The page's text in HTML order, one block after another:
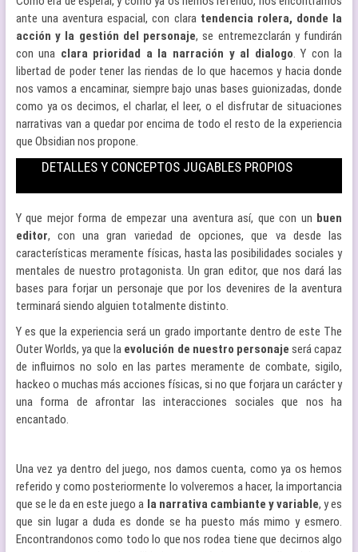
ante una aventura espacial, con clara tendencia rolera, donde la
acción y la gestión del personaje, se entremezclarán y fundirán
con una clara prioridad a la narración y al dialogo. Y con la
libertad de poder tener las riendas de lo que hacemos y hacia donde
nos vamos a encaminar, siempre bajo unas bases guionizadas, donde
como ya os decimos, el charlar, el leer, o el disfrutar de situaciones
narrativas van a quedar por encima de todo el resto de la experiencia
que Obsidian nos propone.
DETALLES Y CONCEPTOS JUGABLES PROPIOS
Y que mejor forma de empezar una aventura así, que con un buen
editor, con una gran variedad de opciones, que va desde las
características meramente físicas, hasta las posibilidades sociales y
mentales de nuestro protagonista. Un gran editor, que nos dará las
bases para forjar un personaje que por los devenires de la aventura
terminará siendo alguien totalmente distinto.
Y es que la experiencia será un grado importante dentro de este The
Outer Worlds, ya que la evolución de nuestro personaje será capaz
de influirnos no solo en las partes meramente de combate, sigilo,
hackeo o muchas más acciones físicas, si no que forjara un carácter y
una forma de afrontar las interacciones sociales que nos ha
encantado.
Una vez ya dentro del juego, nos damos cuenta, como ya os hemos
referido y como posteriormente lo volveremos a hacer, la importancia
que se le da en este juego a la narrativa cambiante y variable, y es
que sin lugar a duda es donde se ha puesto más mimo y esmero.
Encontrandonos como todo lo que nos rodea tiene que decirnos algo